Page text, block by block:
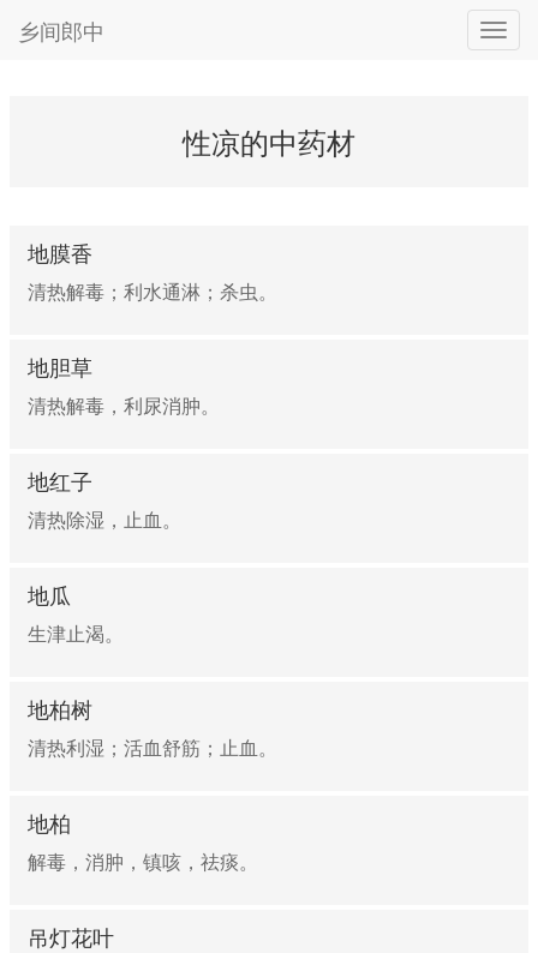
乡间郎中
性凉的中药材
地膜香
清热解毒；利水通淋；杀虫。
地胆草
清热解毒，利尿消肿。
地红子
清热除湿，止血。
地瓜
生津止渴。
地柏树
清热利湿；活血舒筋；止血。
地柏
解毒，消肿，镇咳，祛痰。
吊灯花叶